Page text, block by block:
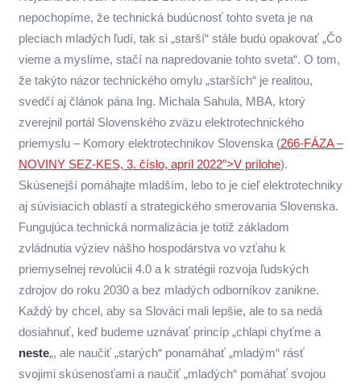
nepochopíme, že technická budúcnosť tohto sveta je na
pleciach mladých ľudí, tak si „starší“ stále budú opakovať „Čo
vieme a myslíme, stačí na napredovanie tohto sveta“. O tom,
že takýto názor technického omylu „starších“ je realitou,
svedčí aj článok pána Ing. Michala Sahula, MBA, ktorý
zverejnil portál Slovenského zväzu elektrotechnického
priemyslu – Komory elektrotechnikov Slovenska (266-FÁZA –
NOVINY SEZ-KES, 3. číslo, apríl 2022″>V prílohe).
Skúsenejší pomáhajte mladším, lebo to je cieľ elektrotechniky
aj súvisiacich oblastí a strategického smerovania Slovenska.
Fungujúca technická normalizácia je totiž základom
zvládnutia výziev nášho hospodárstva vo vzťahu k
priemyselnej revolúcii 4.0 a k stratégii rozvoja ľudských
zdrojov do roku 2030 a bez mladých odborníkov zanikne.
Každý by chcel, aby sa Slováci mali lepšie, ale to sa nedá
dosiahnuť, keď budeme uznávať princíp „chlapi chyťme a
neste„, ale naučiť „starých“ ponamáhať „mladým“ rásť
svojimi skúsenosťami a naučiť „mladých“ pomáhať svojou